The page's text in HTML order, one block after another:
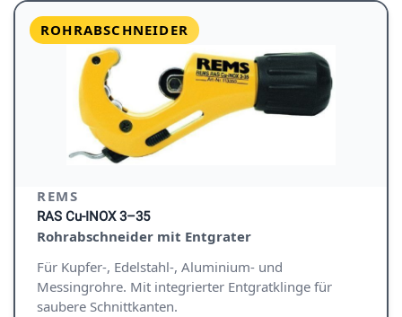
ROHRABSCHNEIDER
REMS
RAS Cu-INOX 3–35
Rohrabschneider mit Entgrater
Für Kupfer-, Edelstahl-, Aluminium- und
Messingrohre. Mit integrierter Entgratklinge für
saubere Schnittkanten.